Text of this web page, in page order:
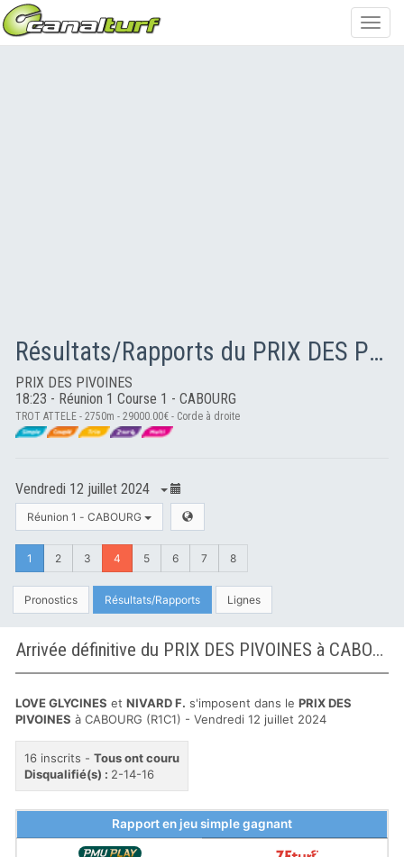
Résultats/Rapports du PRIX DES PIVOINES
PRIX DES PIVOINES
18:23 - Réunion 1 Course 1 - CABOURG
TROT ATTELE - 2750m - 29000.00€ - Corde à droite
Vendredi 12 juillet 2024
Réunion 1 - CABOURG
1 2 3 4 5 6 7 8
Pronostics Résultats/Rapports Lignes
Arrivée définitive du PRIX DES PIVOINES à CABOURG
LOVE GLYCINES et NIVARD F. s'imposent dans le PRIX DES
PIVOINES à CABOURG (R1C1) - Vendredi 12 juillet 2024
16 inscrits - Tous ont couru
Disqualifié(s) : 2-14-16
Rapport en jeu simple gagnant